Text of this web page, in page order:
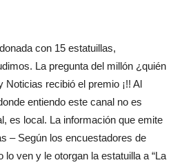
con 15 estatuillas,
La pregunta del millón ¿quién
recibió el premio ¡!! Al
entiendo este canal no es
es local. La información que emite
– Según los encuestadores de
ven y le otorgan la estatuilla a “La